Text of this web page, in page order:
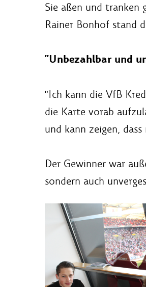
Sie aßen und tranken
Rainer Bonhof stand
"Unbezahlbar und
"Ich kann die VfB
die Karte vorab
und kann zeigen,
Der Gewinner war
sondern auch